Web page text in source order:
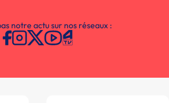
notre actu sur nos réseaux :